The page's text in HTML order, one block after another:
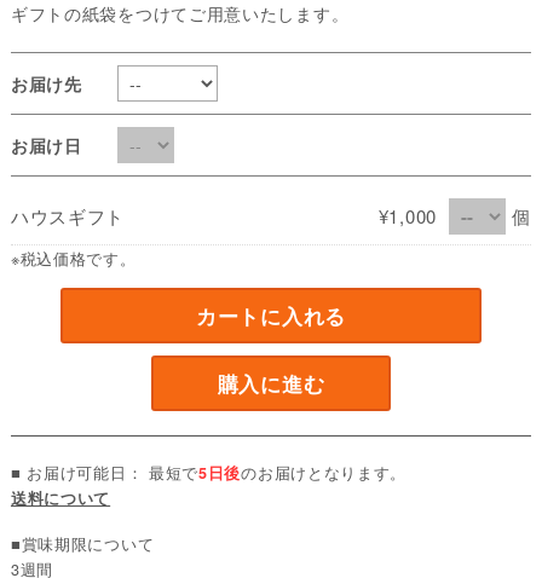
ギフトの紙袋をつけてご用意いたします。
お届け先
お届け日
ハウスギフト ¥1,000 個
※税込価格です。
カートに入れる
購入に進む
■ お届け可能日： 最短で5日後のお届けとなります。
送料について
■賞味期限について
3週間